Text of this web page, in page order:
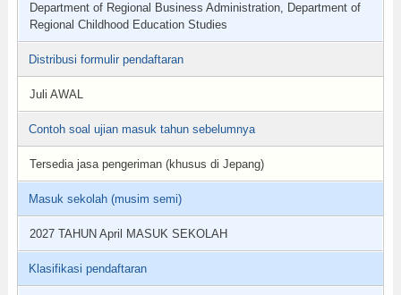
Department of Regional Business Administration, Department of
Regional Childhood Education Studies
Distribusi formulir pendaftaran
Juli AWAL
Contoh soal ujian masuk tahun sebelumnya
Tersedia jasa pengeriman (khusus di Jepang)
Masuk sekolah (musim semi)
2027 TAHUN April MASUK SEKOLAH
Klasifikasi pendaftaran